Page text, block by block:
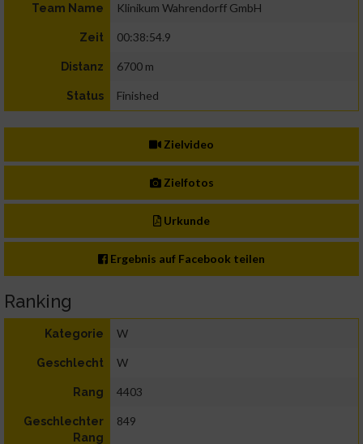
Team Name Klinikum Wahrendorff GmbH
Zeit 00:38:54.9
Distanz 6700 m
Status Finished
Zielvideo
Zielfotos
Urkunde
Ergebnis auf Facebook teilen
Ranking
Kategorie W
Geschlecht W
Rang 4403
Geschlechter
Rang
849